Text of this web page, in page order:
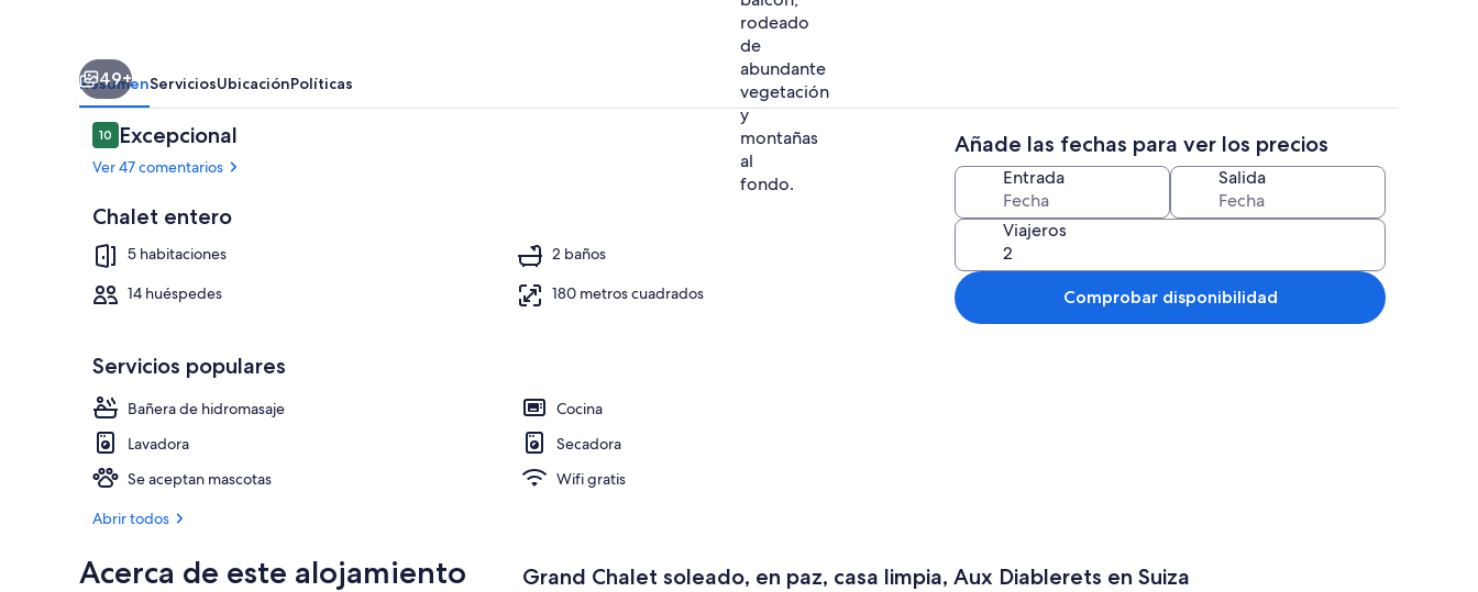
Aux
Diablerets
en
Suiza
Restaurante al aire libre
Cafetera o tetera, frigorífico, microondas y horno Restauración
49+
ResumenServiciosUbicaciónPolíticas
Comentarios
1010 de 10
Excepcional
Ver 47 comentarios
Chalet entero
5 habitaciones
2 baños
14 huéspedes
180 metros cuadrados
Servicios populares
Bañera de hidromasaje
Cocina
Lavadora
Secadora
Se aceptan mascotas
Wifi gratis
Abrir todos
Añade las fechas para ver los precios
Entrada Salida
Viajeros
Comprobar disponibilidad
Acerca de este alojamiento Grand Chalet soleado, en paz, casa limpia, Aux Diablerets en Suiza